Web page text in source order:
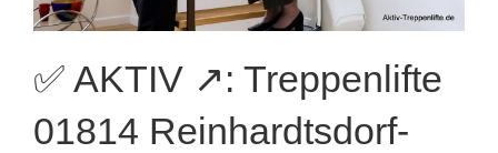
✅ AKTIV ↗️: Treppenlifte
01814 Reinhardtsdorf-